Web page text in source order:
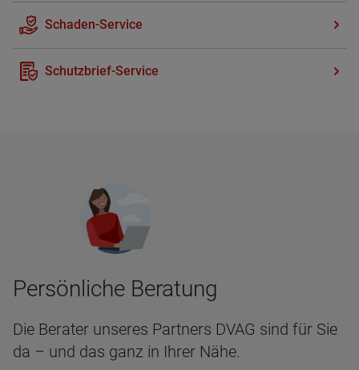
Scha­den-Ser­vice
Schutz­brief-Ser­vice
Per­sön­li­che Bera­tung
Die Berater unseres Partners DVAG sind für Sie
da – und das ganz in Ihrer Nähe.